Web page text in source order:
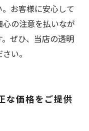
お客様に安心して
の注意を払いなが
ぜひ、当店の透明
い。
な価格をご提供